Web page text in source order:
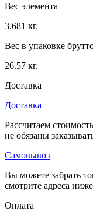
Вес элемента
3.681 кг.
Вес в упаковке
26.57 кг.
Доставка
Доставка
Рассчитаем
не обязаны
Самовывоз
Вы можете забрать
смотрите адреса
Оплата